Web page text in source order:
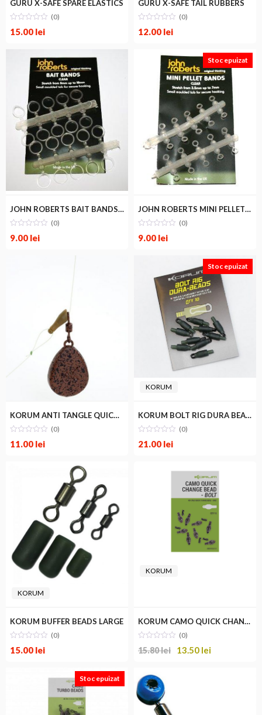
GURU X-SAFE SPARE ELASTICS
(0)
15.00 lei
GURU X-SAFE TAIL RUBBERS
(0)
12.00 lei
JOHN ROBERTS BAIT BANDS CARP 8-18mm
(0)
9.00 lei
Stoc epuizat
JOHN ROBERTS MINI PELLET BANDS 3,5-7mm
(0)
9.00 lei
KORUM
KORUM ANTI TANGLE QUICK CHANGE BEAD
(0)
11.00 lei
Stoc epuizat
KORUM
KORUM BOLT RIG DURA BEADS
(0)
21.00 lei
KORUM
KORUM BUFFER BEADS LARGE
(0)
15.00 lei
KORUM
KORUM CAMO QUICK CHANGE BEAD BOLT
(0)
15.80lei 13.50 lei
Stoc epuizat